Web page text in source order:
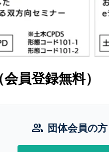
員登録無料）
group 団体会員の方